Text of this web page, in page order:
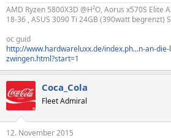
AMD Ryzen 5800X3D @H²O, Aorus x570S Elite
18-36 , ASUS 3090 Ti 24GB (390watt begrenzt)
oc guid
http://www.hardwareluxx.de/index.ph...n-an-
zwingen.html?start=1
Coca_Cola
Fleet Admiral
12. November 2015